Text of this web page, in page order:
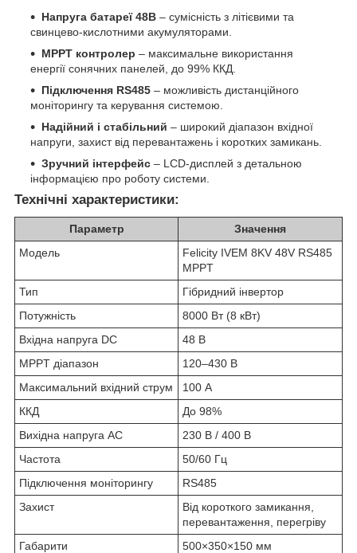
Напруга батареї 48В – сумісність з літієвими та
свинцево-кислотними акумуляторами.
MPPT контролер – максимальне використання
енергії сонячних панелей, до 99% ККД.
Підключення RS485 – можливість дистанційного
моніторингу та керування системою.
Надійний і стабільний – широкий діапазон вхідної
напруги, захист від перевантажень і коротких замикань.
Зручний інтерфейс – LCD-дисплей з детальною
інформацією про роботу системи.
Технічні характеристики:
Параметр
Значення
Модель
Felicity IVEM 8KV 48V RS485
MPPT
Тип
Гібридний інвертор
Потужність
8000 Вт (8 кВт)
Вхідна напруга DC
48 В
MPPT діапазон
120–430 В
Максимальний вхідний струм
100 А
ККД
До 98%
Вихідна напруга AC
230 В / 400 В
Частота
50/60 Гц
Підключення моніторингу
RS485
Захист
Від короткого замикання,
перевантаження, перегріву
Габарити
500×350×150 мм